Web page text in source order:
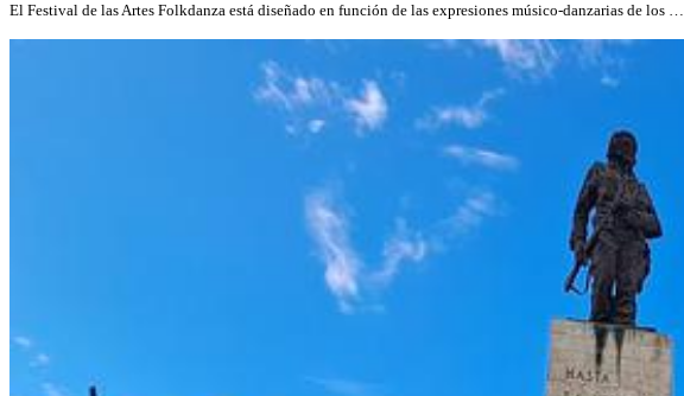
El Festival de las Artes Folkdanza está diseñado en función de las expresiones músico-danzarias de los …